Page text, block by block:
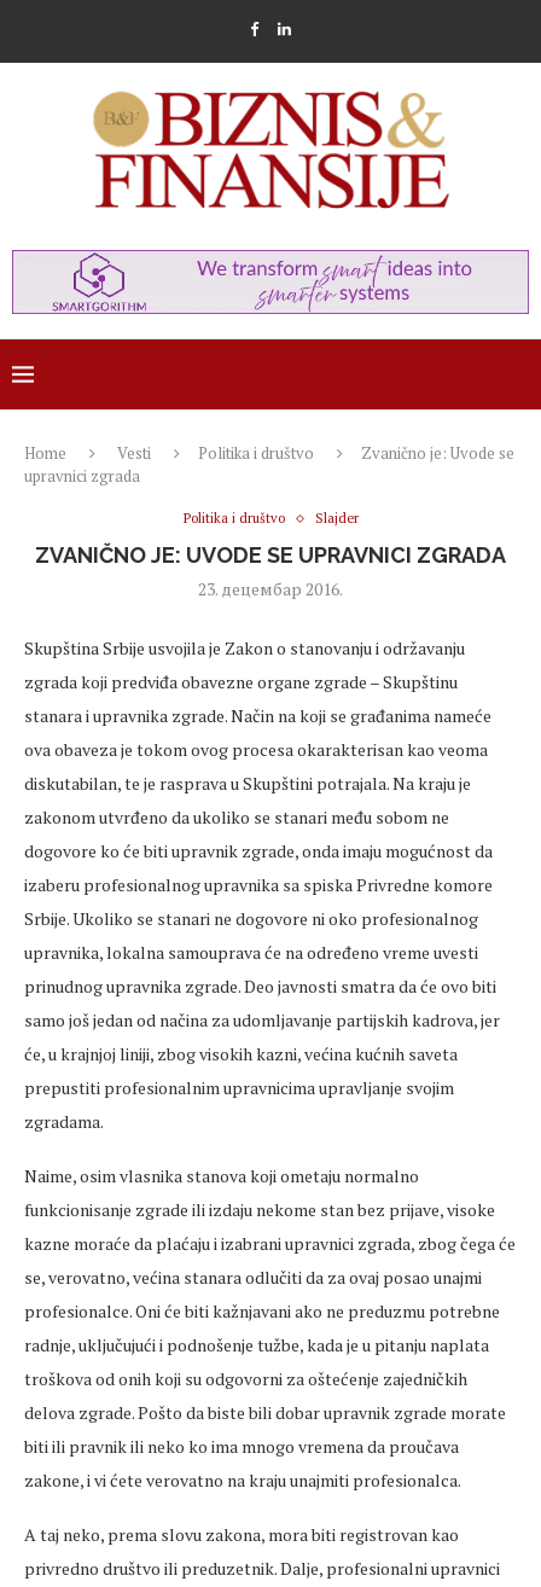
Home Vesti Politika i društvo
Zvanično je: Uvode se
upravnici zgrada
Politika i društvo Slajder
ZVANIČNO JE: UVODE SE UPRAVNICI ZGRADA
23. децембар 2016.
Skupština Srbije usvojila je Zakon o stanovanju i održavanju
zgrada koji predviđa obavezne organe zgrade – Skupštinu
stanara i upravnika zgrade. Način na koji se građanima nameće
ova obaveza je tokom ovog procesa okarakterisan kao veoma
diskutabilan, te je rasprava u Skupštini potrajala. Na kraju je
zakonom utvrđeno da ukoliko se stanari među sobom ne
dogovore ko će biti upravnik zgrade, onda imaju mogućnost da
izaberu profesionalnog upravnika sa spiska Privredne komore
Srbije. Ukoliko se stanari ne dogovore ni oko profesionalnog
upravnika, lokalna samouprava će na određeno vreme uvesti
prinudnog upravnika zgrade. Deo javnosti smatra da će ovo biti
samo još jedan od načina za udomljavanje partijskih kadrova, jer
će, u krajnjoj liniji, zbog visokih kazni, većina kućnih saveta
prepustiti profesionalnim upravnicima upravljanje svojim
zgradama.
Naime, osim vlasnika stanova koji ometaju normalno
funkcionisanje zgrade ili izdaju nekome stan bez prijave, visoke
kazne moraće da plaćaju i izabrani upravnici zgrada, zbog čega će
se, verovatno, većina stanara odlučiti da za ovaj posao unajmi
profesionalce. Oni će biti kažnjavani ako ne preduzmu potrebne
radnje, uključujući i podnošenje tužbe, kada je u pitanju naplata
troškova od onih koji su odgovorni za oštećenje zajedničkih
delova zgrade. Pošto da biste bili dobar upravnik zgrade morate
biti ili pravnik ili neko ko ima mnogo vremena da proučava
zakone, i vi ćete verovatno na kraju unajmiti profesionalca.
A taj neko, prema slovu zakona, mora biti registrovan kao
privredno društvo ili preduzetnik. Dalje, profesionalni upravnici